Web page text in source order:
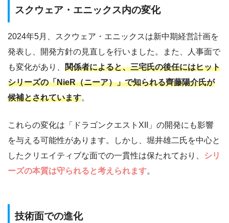
スクウェア・エニックス内の変化
2024年5月、スクウェア・エニックスは新中期経営計画を
発表し、開発方針の見直しを行いました。また、人事面で
も変化があり、 関係者によると、三宅氏の後任にはヒット
シリーズの「NieR（ニーア）」で知られる齊藤陽介氏が
候補とされています。
これらの変化は「ドラゴンクエストXII」の開発にも影響
を与える可能性があります。しかし、堀井雄二氏を中心と
したクリエイティブな面での一貫性は保たれており、
シリ
ーズの本質は守られると考えられます。
技術面での進化